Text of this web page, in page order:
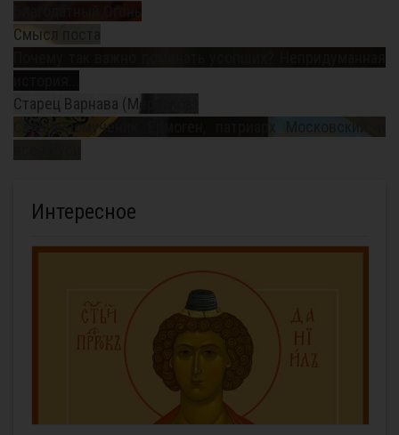
Смысл поста
Старец Варнава (Меркулов)
Священномученик Ермоген, патриарх Московский и
Интересное